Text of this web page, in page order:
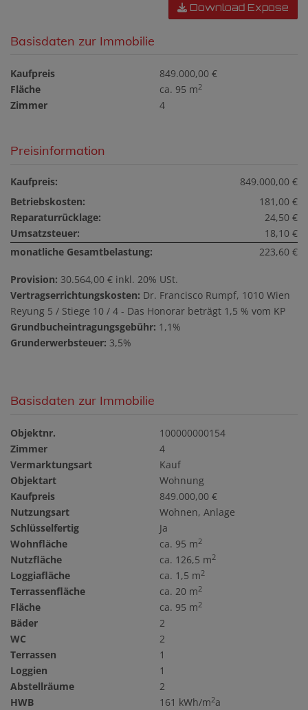
Download Expose
Basisdaten zur Immobilie
Kaufpreis
849.000,00 €
Fläche
ca. 95 m2
Zimmer 4
Preisinformation
Kaufpreis:
849.000,00 €
Betriebskosten:
181,00 €
Reparaturrücklage:
24,50 €
Umsatzsteuer:
18,10 €
monatliche Gesamtbelastung:
223,60 €
Provision: 30.564,00 € inkl. 20% USt.
Vertragserrichtungskosten: Dr. Francisco Rumpf, 1010 Wien
Reyung 5 / Stiege 10 / 4 - Das Honorar beträgt 1,5 % vom KP
Grundbucheintragungsgebühr: 1,1%
Grunderwerbsteuer: 3,5%
Basisdaten zur Immobilie
Objektnr.
100000000154
Zimmer
4
Vermarktungsart
Kauf
Objektart
Wohnung
Kaufpreis
849.000,00 €
Nutzungsart
Wohnen Anlage
Schlüsselfertig
Ja
Wohnfläche
ca. 95 m2
Nutzfläche ca. 126,5 m2
Loggiafläche ca. 1,5 m2
Terrassenfläche ca. 20 m2
Fläche ca. 95 m2
Bäder
2
WC
2
Terrassen
1
Loggien
1
Abstellräume
2
HWB
161 kWh/m2a